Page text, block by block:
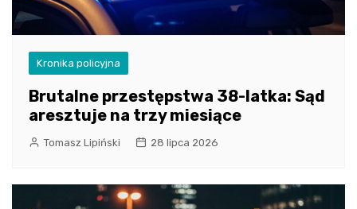
Kronika policyjna
Brutalne przestępstwa 38-latka: Sąd
aresztuje na trzy miesiące
Tomasz Lipiński 28 lipca 2026